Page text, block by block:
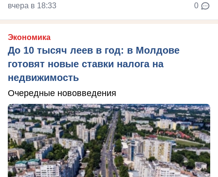
вчера в 18:33 0
Экономика
До 10 тысяч леев в год: в Молдове
готовят новые ставки налога на
недвижимость
Очередные нововведения